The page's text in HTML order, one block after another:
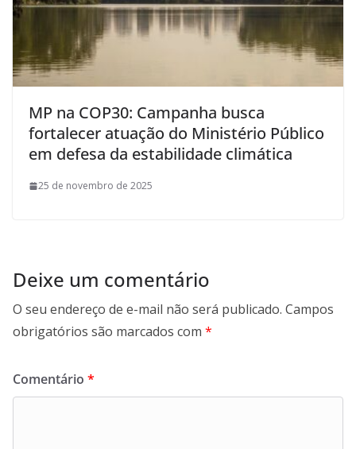
MP na COP30: Campanha busca
fortalecer atuação do Ministério Público
em defesa da estabilidade climática
25 de novembro de 2025
Deixe um comentário
O seu endereço de e-mail não será publicado. Campos
obrigatórios são marcados com *
Comentário *